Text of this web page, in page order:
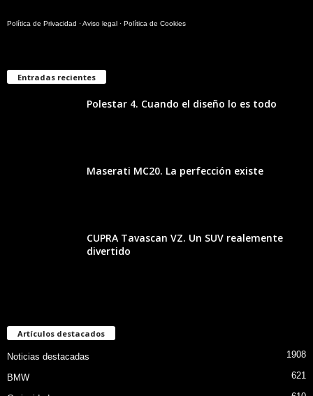
Política de Privacidad ·Aviso legal · Política de Cookies
Entradas recientes
Polestar 4. Cuando el diseño lo es todo
Maserati MC20. La perfección existe
CUPRA Tavascan VZ. Un SUV realemente
divertido
Artículos destacados
Noticias destacadas 1908
BMW 621